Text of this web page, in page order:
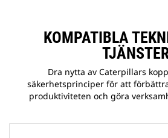
KOMPATIBLA
Dra nytta av Caterpillars
säkerhetsprinciper för att
produktiviteten och göra